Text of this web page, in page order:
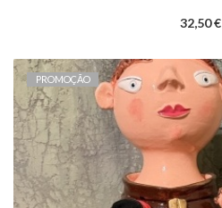
32,50 €
PROMOÇÃO